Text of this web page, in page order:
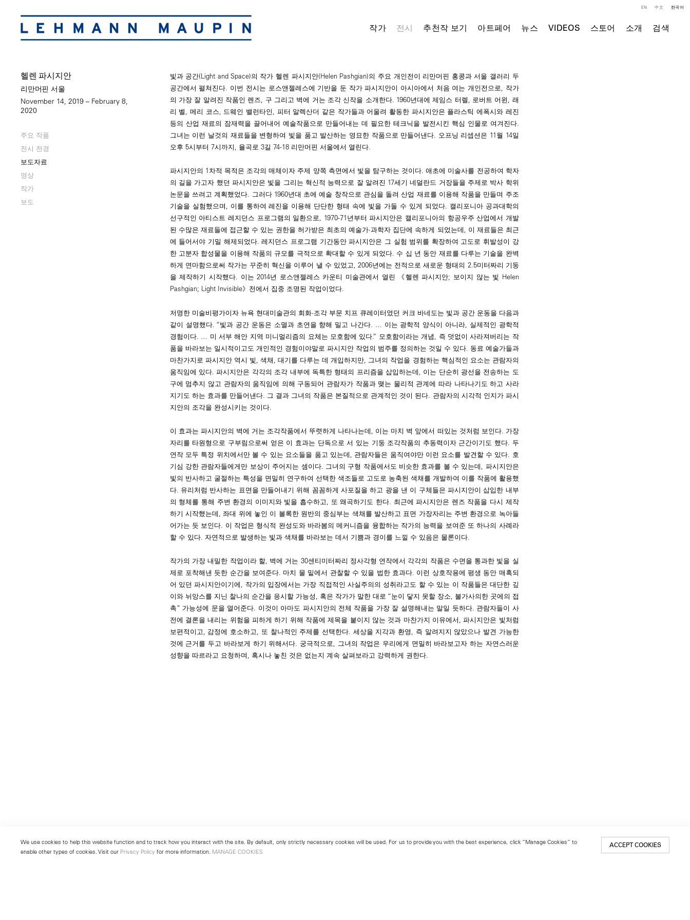
작가 전시 추천작 보기 아트페어 뉴스 VIDEOS 스토어 소개 검색
EN 中文 한국어
헬렌 파시지안
리만머핀 서울
November 14, 2019 – February 8,
2020
주요 작품
전시 전경
보도자료
영상
작가
보도
빛과 공간(Light and Space)의 작가 헬렌 파시지안(Helen Pashgian)의 주요 개인전이 리만머핀 홍콩과 서울 갤러리 두
공간에서 펼쳐진다. 이번 전시는 로스앤젤레스에 기반을 둔 작가 파시지안이 아시아에서 처음 여는 개인전으로, 작가
의 가장 잘 알려진 작품인 렌즈, 구 그리고 벽에 거는 조각 신작을 소개한다. 1960년대에 제임스 터렐, 로버트 어윈, 래
리 벨, 메리 코스, 드웨인 밸런타인, 피터 알렉산더 같은 작가들과 어울려 활동한 파시지안은 플라스틱 에폭시와 레진
등의 산업 재료의 잠재력을 끌어내어 예술작품으로 만들어내는 데 필요한 테크닉을 발전시킨 핵심 인물로 여겨진다.
그녀는 이런 날것의 재료들을 변형하여 빛을 품고 발산하는 영묘한 작품으로 만들어낸다. 오프닝 리셉션은 11월 14일
오후 5시부터 7시까지, 율곡로 3길 74-18 리만머핀 서울에서 열린다.
파시지안의 1차적 목적은 조각의 매체이자 주제 양쪽 측면에서 빛을 탐구하는 것이다. 애초에 미술사를 전공하여 학자
의 길을 가고자 했던 파시지안은 빛을 그리는 혁신적 능력으로 잘 알려진 17세기 네덜란드 거장들을 주제로 박사 학위
논문을 쓰려고 계획했었다. 그러다 1960년대 초에 예술 창작으로 관심을 돌려 산업 재료를 이용해 작품을 만들며 주조
기술을 실험했으며, 이를 통하여 레진을 이용해 단단한 형태 속에 빛을 가둘 수 있게 되었다. 캘리포니아 공과대학의
선구적인 아티스트 레지던스 프로그램의 일환으로, 1970-71년부터 파시지안은 캘리포니아의 항공우주 산업에서 개발
된 수많은 재료들에 접근할 수 있는 권한을 허가받은 최초의 예술가∙과학자 집단에 속하게 되었는데, 이 재료들은 최근
에 들어서야 기밀 해제되었다. 레지던스 프로그램 기간동안 파시지안은 그 실험 범위를 확장하여 고도로 휘발성이 강
한 고분자 합성물을 이용해 작품의 규모를 극적으로 확대할 수 있게 되었다. 수 십 년 동안 재료를 다루는 기술을 완벽
하게 연마함으로써 작가는 꾸준히 혁신을 이루어 낼 수 있었고, 2006년에는 전적으로 새로운 형태의 2.5미터짜리 기둥
을 제작하기 시작했다. 이는 2014년 로스앤젤레스 카운티 미술관에서 열린 《헬렌 파시지안; 보이지 않는 빛 Helen
Pashgian; Light Invisible》전에서 집중 조명된 작업이었다.
저명한 미술비평가이자 뉴욕 현대미술관의 회화∙조각 부문 치프 큐레이터였던 커크 바네도는 빛과 공간 운동을 다음과
같이 설명했다. “빛과 공간 운동은 소멸과 초연을 향해 밀고 나간다. … 이는 광학적 양식이 아니라, 실제적인 광학적
경험이다. … 미 서부 해안 지역 미니멀리즘의 요체는 모호함에 있다.” 모호함이라는 개념, 즉 덧없이 사라져버리는 작
품을 바라보는 일시적이고도 개인적인 경험이야말로 파시지안 작업의 범주를 정의하는 것일 수 있다. 동료 예술가들과
마찬가지로 파시지안 역시 빛, 색채, 대기를 다루는 데 개입하지만, 그녀의 작업을 경험하는 핵심적인 요소는 관람자의
움직임에 있다. 파시지안은 각각의 조각 내부에 독특한 형태의 프리즘을 삽입하는데, 이는 단순히 광선을 전송하는 도
구에 멈추지 않고 관람자의 움직임에 의해 구동되어 관람자가 작품과 맺는 물리적 관계에 따라 나타나기도 하고 사라
지기도 하는 효과를 만들어낸다. 그 결과 그녀의 작품은 본질적으로 관계적인 것이 된다. 관람자의 시각적 인지가 파시
지안의 조각을 완성시키는 것이다.
이 효과는 파시지안의 벽에 거는 조각작품에서 뚜렷하게 나타나는데, 이는 마치 벽 앞에서 떠있는 것처럼 보인다. 가장
자리를 타원형으로 구부림으로써 얻은 이 효과는 단독으로 서 있는 기둥 조각작품의 추동력이자 근간이기도 했다. 두
연작 모두 특정 위치에서만 볼 수 있는 요소들을 품고 있는데, 관람자들은 움직여야만 이런 요소를 발견할 수 있다. 호
기심 강한 관람자들에게만 보상이 주어지는 셈이다. 그녀의 구형 작품에서도 비슷한 효과를 볼 수 있는데, 파시지안은
빛의 반사하고 굴절하는 특성을 면밀히 연구하여 선택한 색조들로 고도로 농축된 색채를 개발하여 이를 작품에 활용했
다. 유리처럼 반사하는 표면을 만들어내기 위해 꼼꼼하게 사포질을 하고 광을 낸 이 구체들은 파시지안이 삽입한 내부
의 형체를 통해 주변 환경의 이미지와 빛을 흡수하고, 또 왜곡하기도 한다. 최근에 파시지안은 렌즈 작품을 다시 제작
하기 시작했는데, 좌대 위에 놓인 이 볼록한 원반의 중심부는 색채를 발산하고 표면 가장자리는 주변 환경으로 녹아들
어가는 듯 보인다. 이 작업은 형식적 완성도와 바라봄의 메커니즘을 융합하는 작가의 능력을 보여준 또 하나의 사례라
할 수 있다. 자연적으로 발생하는 빛과 색채를 바라보는 데서 기쁨과 경이를 느낄 수 있음은 물론이다.
작가의 가장 내밀한 작업이라 할, 벽에 거는 30센티미터짜리 정사각형 연작에서 각각의 작품은 수면을 통과한 빛을 실
제로 포착해낸 듯한 순간을 보여준다. 마치 물 밑에서 관찰할 수 있을 법한 효과다. 이런 상호작용에 평생 동안 매혹되
어 있던 파시지안이기에, 작가의 입장에서는 가장 직접적인 사실주의의 성취라고도 할 수 있는 이 작품들은 대단한 깊
이와 뉘앙스를 지닌 찰나의 순간을 응시할 가능성, 혹은 작가가 말한 대로 “눈이 닿지 못할 장소, 불가사의한 곳에의 접
촉” 가능성에 문을 열어준다. 이것이 아마도 파시지안의 전체 작품을 가장 잘 설명해내는 말일 듯하다. 관람자들이 사
전에 결론을 내리는 위험을 피하게 하기 위해 작품에 제목을 붙이지 않는 것과 마찬가지 이유에서, 파시지안은 빛처럼
보편적이고, 감정에 호소하고, 또 찰나적인 주제를 선택한다. 세상을 지각과 환영, 즉 알려지지 않았으나 발견 가능한
것에 근거를 두고 바라보게 하기 위해서다. 궁극적으로, 그녀의 작업은 우리에게 면밀히 바라보고자 하는 자연스러운
성향을 따르라고 요청하며, 혹시나 놓친 것은 없는지 계속 살펴보라고 강력하게 권한다.
We use cookies to help this website function and to track how you interact with the site. By default, only strictly necessary cookies will be used. For us to provide you with the best experience, click “Manage Cookies” to
enable other types of cookies. Visit our Privacy Policy for more information. MANAGE COOKIES
ACCEPT COOKIES